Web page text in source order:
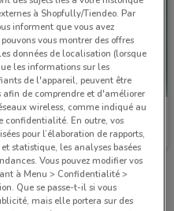
Prolians
Valable jusqu'au 31/12 6.6 km
sous-Bois
à Shopfully/Tiendeo. Par
informent que vous avez
vous montrer des offres
données de localisation (lorsque
les informations sur les
de l'appareil, peuvent être
afin de comprendre et d'améliorer
wireless, comme indiqué au
confidentialité. En outre, vos
pour l’élaboration de rapports,
statistique, les analyses basées
Vous pouvez modifier vos
à Menu > Confidentialité >
Que se passe-t-il si vous
mais elle portera sur des